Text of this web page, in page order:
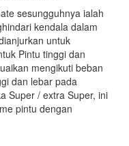
sesungguhnya ialah
kendala dalam
untuk
Pintu tinggi dan
mengikuti beban
dan lebar pada
Super / extra Super, ini
pintu dengan